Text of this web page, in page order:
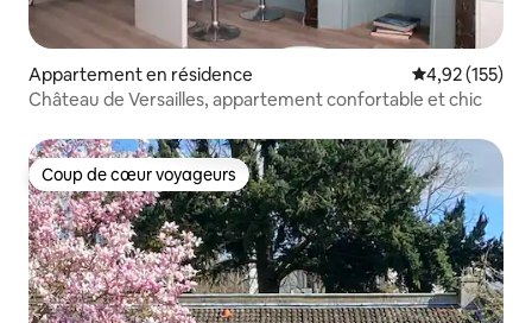
Appartement en résidence Évaluation
4,92 (155)
Château de Versailles, appartement confortable et chic
Coup de cœur voyageurs
Coup de cœur voyageurs